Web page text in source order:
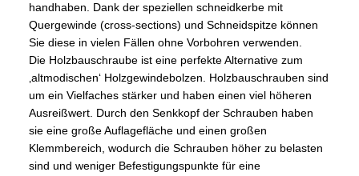
handhaben. Dank der speziellen schneidkerbe mit
Quergewinde (cross-sections) und Schneidspitze können
Sie diese in vielen Fällen ohne Vorbohren verwenden.
Die Holzbauschraube ist eine perfekte Alternative zum
‚altmodischen‘ Holzgewindebolzen. Holzbauschrauben sind
um ein Vielfaches stärker und haben einen viel höheren
Ausreißwert. Durch den Senkkopf der Schrauben haben
sie eine große Auflagefläche und einen großen
Klemmbereich, wodurch die Schrauben höher zu belasten
sind und weniger Befestigungspunkte für eine